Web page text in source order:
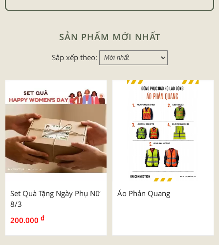
SẢN PHẨM MỚI NHẤT
Sắp xếp theo:
Set Quà Tặng Ngày Phụ Nữ
8/3
200.000 ₫
Áo Phản Quang